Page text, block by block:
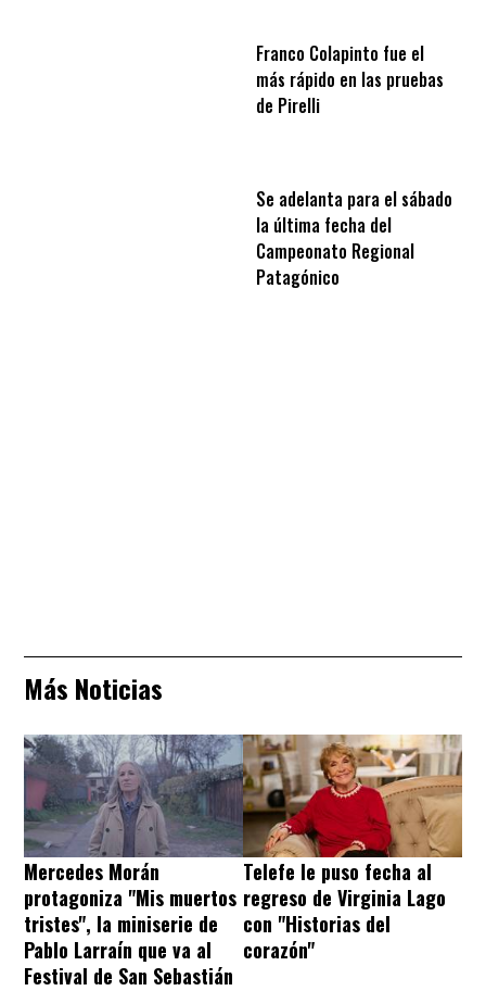
Franco Colapinto fue el
más rápido en las pruebas
de Pirelli
Se adelanta para el sábado
la última fecha del
Campeonato Regional
Patagónico
Más Noticias
Mercedes Morán
protagoniza "Mis muertos
tristes", la miniserie de
Pablo Larraín que va al
Festival de San Sebastián
Telefe le puso fecha al
regreso de Virginia Lago
con "Historias del
corazón"